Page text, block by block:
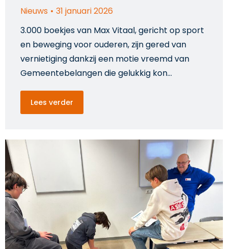
Nieuws
31 januari 2026
3.000 boekjes van Max Vitaal, gericht op sport
en beweging voor ouderen, zijn gered van
vernietiging dankzij een motie vreemd van
Gemeentebelangen die gelukkig kon…
Lees verder